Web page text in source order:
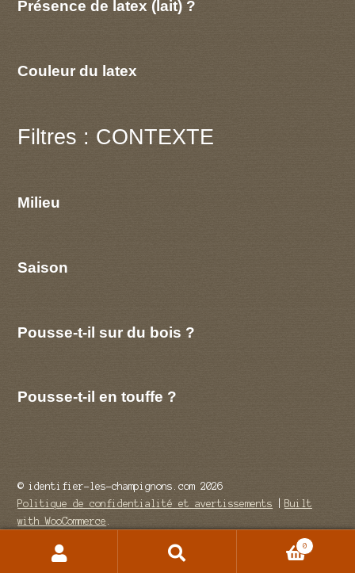
Présence de latex (lait) ?
Couleur du latex
Filtres : CONTEXTE
Milieu
Saison
Pousse-t-il sur du bois ?
Pousse-t-il en touffe ?
© identifier-les-champignons.com 2026
Politique de confidentialité et avertissements
Built
with WooCommerce
Recherche
0